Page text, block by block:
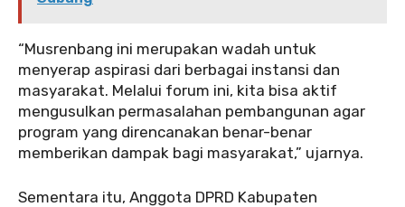
“Musrenbang ini merupakan wadah untuk
menyerap aspirasi dari berbagai instansi dan
masyarakat. Melalui forum ini, kita bisa aktif
mengusulkan permasalahan pembangunan agar
program yang direncanakan benar-benar
memberikan dampak bagi masyarakat,” ujarnya.
Sementara itu, Anggota DPRD Kabupaten